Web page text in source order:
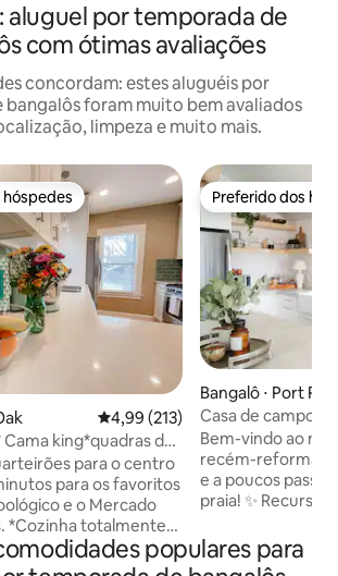
aluguel por temporada de
com ótimas avaliações
concordam: estes aluguéis por
foram muito bem avaliados
limpeza e muito mais.
preferidos dos hóspedes
4,99 de uma avaliação média de
4,99 (213)
king*quadras da
para o centro
para os favoritos
e o Mercado
king size na suíte
no andar de cima
Preferido dos
Preferido dos
Bangalô ⋅ Port
Casa de campo
LongPoint (aceita
Bem-vindo ao
recém-
e a poucos
praia! ✨ Recursos que você vai adorar: *
aconchegante,
abastecida,
populares para